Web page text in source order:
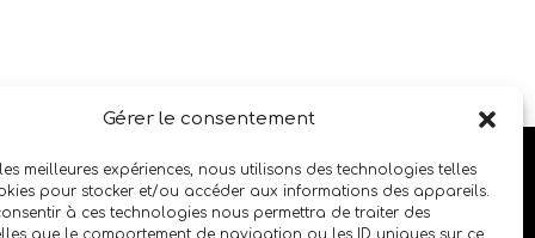
Gérer le consentement
meilleures expériences, nous utilisons des technologies telles
pour stocker et/ou accéder aux informations des appareils.
à ces technologies nous permettra de traiter des
que le comportement de navigation ou les ID uniques sur ce
SUIVEZ LE SALON SUR LES RÉSEAUX SOCIAUX